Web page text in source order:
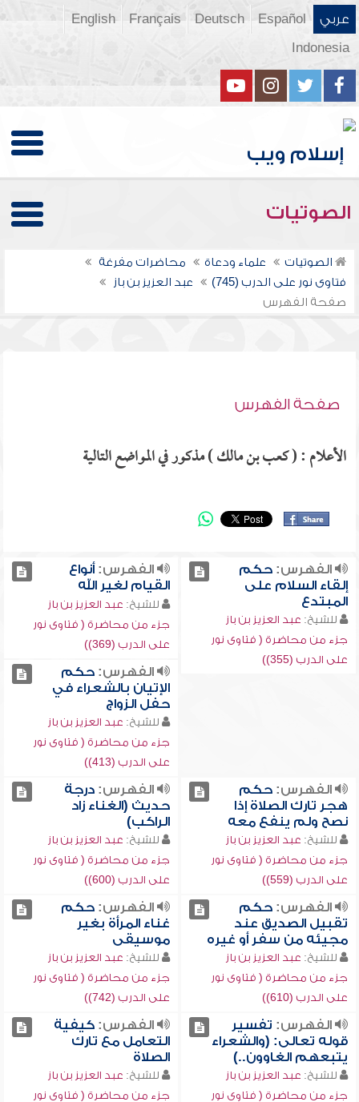
عربي Español
Deutsch
Français
English
Indonesia
الصوتيات
الصوتيات علماء ودعاة
محاضرات مفرغة
فتاوى نور على الدرب (745)
عبد العزيز بن باز
صفحة الفهرس
صفحة الفهرس
الأعلام : ( كعب بن مالك ) مذكور في المواضع التالية
الفهرس:حكم
إلقاء السلام على
المبتدع
للشيخ: عبد العزيز بن باز
جزء من محاضرة ( فتاوى نور
على الدرب (355))
الفهرس:أنواع
القيام لغير الله
للشيخ: عبد العزيز بن باز
جزء من محاضرة ( فتاوى نور
على الدرب (369))
الفهرس:حكم
الإتيان بالشعراء في
حفل الزواج
للشيخ: عبد العزيز بن باز
جزء من محاضرة ( فتاوى نور
على الدرب (413))
الفهرس:حكم
هجر تارك الصلاة إذا
نصح ولم ينفع معه
للشيخ: عبد العزيز بن باز
جزء من محاضرة ( فتاوى نور
على الدرب (559))
الفهرس:درجة
حديث (الغناء زاد
الراكب)
للشيخ: عبد العزيز بن باز
جزء من محاضرة ( فتاوى نور
على الدرب (600))
الفهرس:حكم
تقبيل الصديق عند
مجيئه من سفر أو غيره
للشيخ: عبد العزيز بن باز
جزء من محاضرة ( فتاوى نور
على الدرب (610))
الفهرس:حكم
غناء المرأة بغير
موسيقى
للشيخ: عبد العزيز بن باز
جزء من محاضرة ( فتاوى نور
على الدرب (742))
الفهرس: تفسير
قوله تعالى: (والشعراء
يتبعهم الغاوون..)
للشيخ: عبد العزيز بن باز
جزء من محاضرة ( فتاوى نور
الفهرس:كيفية
التعامل مع تارك
الصلاة
للشيخ: عبد العزيز بن باز
جزء من محاضرة ( فتاوى نور